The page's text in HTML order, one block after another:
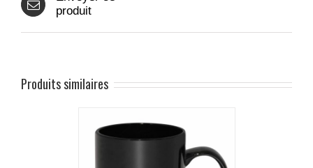
produit
Produits similaires